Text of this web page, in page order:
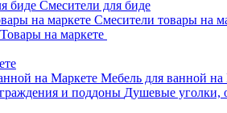
Смесители для биде
Смесители товары на
Товары на маркете
Мебель для ванной на
Душевые уголки,